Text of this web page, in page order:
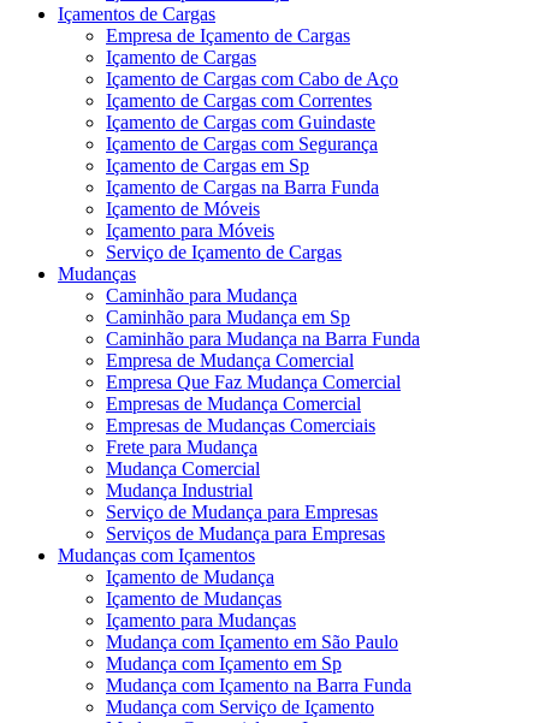
Içamentos de Cargas
Empresa de Içamento de Cargas
Içamento de Cargas
Içamento de Cargas com Cabo de Aço
Içamento de Cargas com Correntes
Içamento de Cargas com Guindaste
Içamento de Cargas com Segurança
Içamento de Cargas em Sp
Içamento de Cargas na Barra Funda
Içamento de Móveis
Içamento para Móveis
Serviço de Içamento de Cargas
Mudanças
Caminhão para Mudança
Caminhão para Mudança em Sp
Caminhão para Mudança na Barra Funda
Empresa de Mudança Comercial
Empresa Que Faz Mudança Comercial
Empresas de Mudança Comercial
Empresas de Mudanças Comerciais
Frete para Mudança
Mudança Comercial
Mudança Industrial
Serviço de Mudança para Empresas
Serviços de Mudança para Empresas
Mudanças com Içamentos
Içamento de Mudança
Içamento de Mudanças
Içamento para Mudanças
Mudança com Içamento em São Paulo
Mudança com Içamento em Sp
Mudança com Içamento na Barra Funda
Mudança com Serviço de Içamento